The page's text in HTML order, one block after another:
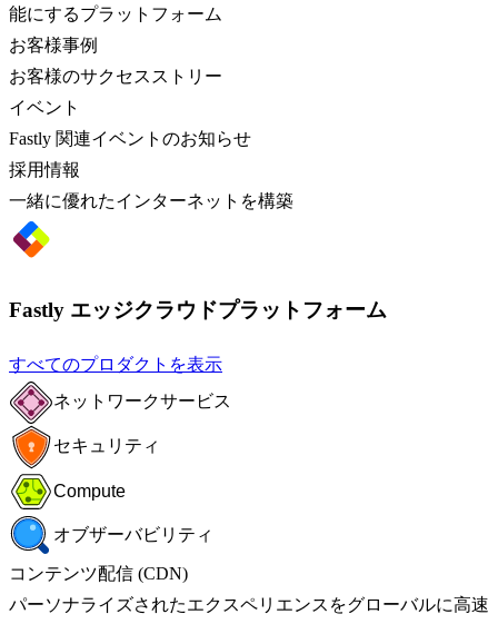
能にするプラットフォーム
お客様事例
お客様のサクセスストリー
イベント
Fastly 関連イベントのお知らせ
採用情報
一緒に優れたインターネットを構築
Fastly エッジクラウドプラットフォーム
すべてのプロダクトを表示
ネットワークサービス
セキュリティ
Compute
オブザーバビリティ
コンテンツ配信 (CDN)
パーソナライズされたエクスペリエンスをグローバルに高速